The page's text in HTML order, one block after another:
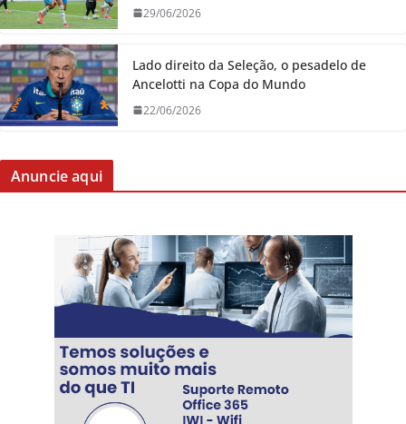
29/06/2026
Lado direito da Seleção, o pesadelo de
Ancelotti na Copa do Mundo
22/06/2026
Anuncie aqui